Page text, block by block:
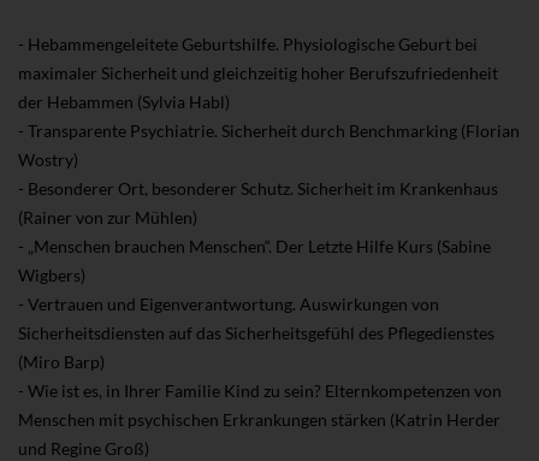
- Hebammengeleitete Geburtshilfe. Physiologische Geburt bei
maximaler Sicherheit und gleichzeitig hoher Berufszufriedenheit
der Hebammen (Sylvia Habl)
- Transparente Psychiatrie. Sicherheit durch Benchmarking (Florian
Wostry)
- Besonderer Ort, besonderer Schutz. Sicherheit im Krankenhaus
(Rainer von zur Mühlen)
- „Menschen brauchen Menschen“. Der Letzte Hilfe Kurs (Sabine
Wigbers)
- Vertrauen und Eigenverantwortung. Auswirkungen von
Sicherheitsdiensten auf das Sicherheitsgefühl des Pflegedienstes
(Miro Barp)
- Wie ist es, in Ihrer Familie Kind zu sein? Elternkompetenzen von
Menschen mit psychischen Erkrankungen stärken (Katrin Herder
und Regine Groß)